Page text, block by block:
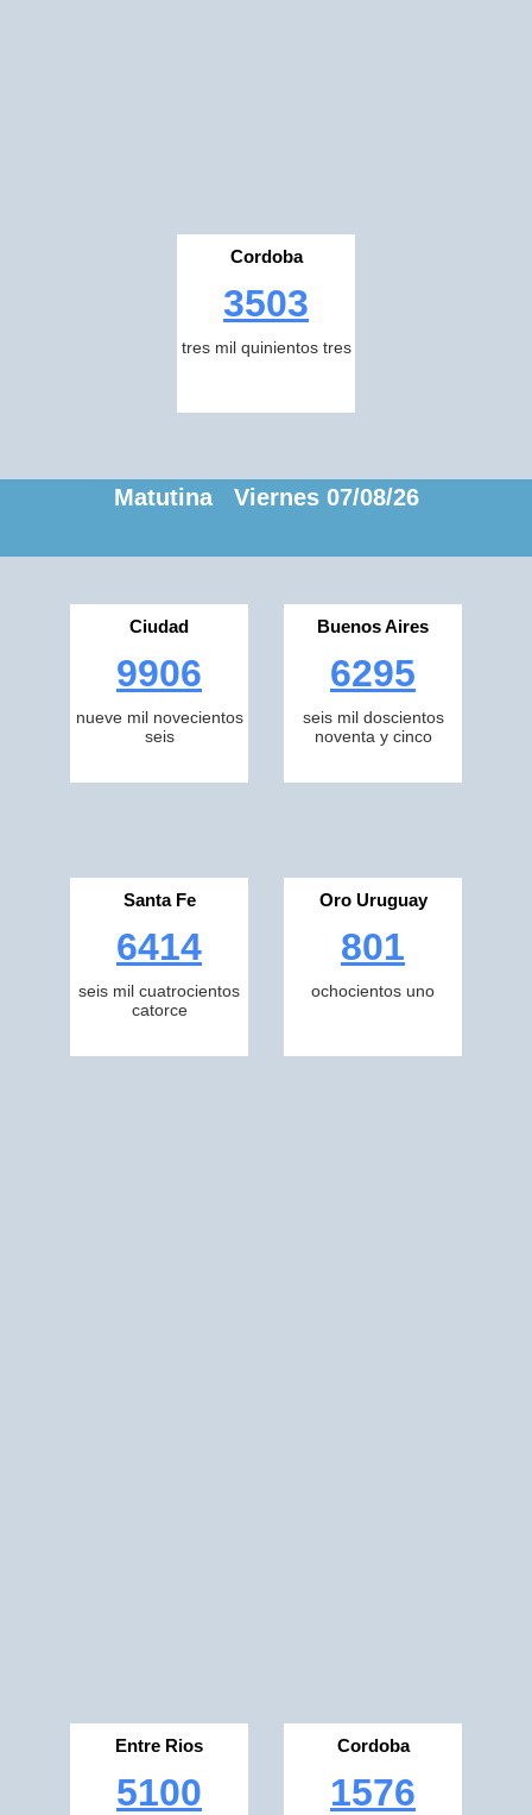
Cordoba
3503
tres mil quinientos tres
Matutina Viernes 07/08/26
Ciudad
9906
nueve mil novecientos
seis
Buenos Aires
6295
seis mil doscientos
noventa y cinco
Santa Fe
6414
seis mil cuatrocientos
catorce
Oro Uruguay
801
ochocientos uno
Entre Rios
5100
Cordoba
1576